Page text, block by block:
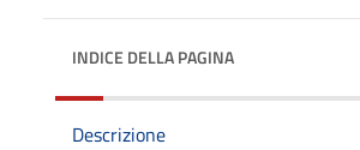
INDICE DELLA PAGINA
Descrizione